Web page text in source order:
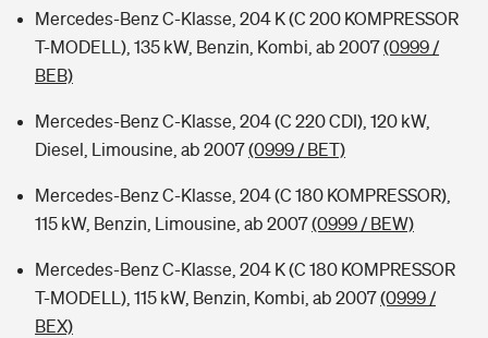
Mercedes-Benz C-Klasse, 204 K (C 200 KOMPRESSOR
T-MODELL), 135 kW, Benzin, Kombi, ab 2007(0999 /
BEB)
Mercedes-Benz C-Klasse, 204 (C 220 CDI), 120 kW,
Diesel, Limousine, ab 2007(0999 / BET)
Mercedes-Benz C-Klasse, 204 (C 180 KOMPRESSOR),
115 kW, Benzin, Limousine, ab 2007(0999 / BEW)
Mercedes-Benz C-Klasse, 204 K (C 180 KOMPRESSOR
T-MODELL), 115 kW, Benzin, Kombi, ab 2007(0999 /
BEX)